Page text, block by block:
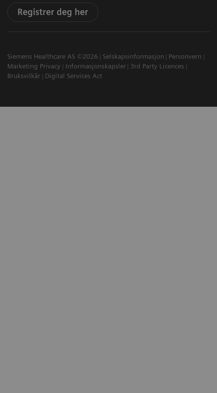
Registrer deg her
Siemens Healthcare AS ©2026 Selskapsinformasjon
Personvern
Marketing Privacy
Informasjonskapsler
3rd Party Licences
Bruksvilkår
Digital Services Act